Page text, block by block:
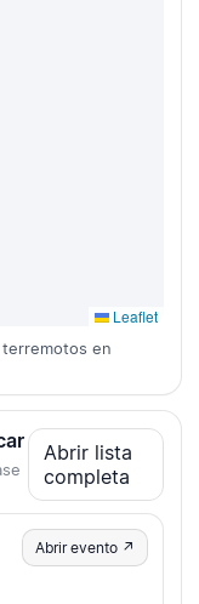
Leaflet
en
Abrir lista
completa
Abrir evento ↗